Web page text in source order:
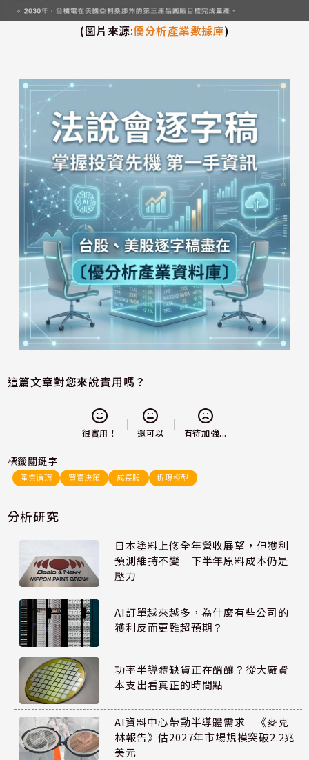
(圖片來源:優分析產業數據庫)
這篇文章對您來說實用嗎？
很實用！ 還可以 有待加強...
標籤關鍵字
產業循環 買賣決策 成長股 折現模型
分析研究
日本塗料上修全年營收展望，但獲利
預測維持不變 下半年原料成本仍是
壓力
AI訂單越來越多，為什麼有些公司的
獲利反而更難超預期？
功率半導體缺貨正在醞釀？從大廠資
本支出看真正的時間點
AI資料中心帶動半導體需求 《麥克
林報告》估2027年市場規模突破2.2兆
美元